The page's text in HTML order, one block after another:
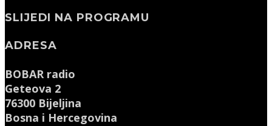
SLIJEDI NA PROGRAMU
ADRESA
BOBAR radio
Geteova 2
76300 Bijeljina
Bosna i Hercegovina